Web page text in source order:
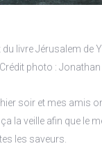
livre Jérusalem de
photo : Jonathan
hier soir et mes amis
la veille afin que le
les saveurs.